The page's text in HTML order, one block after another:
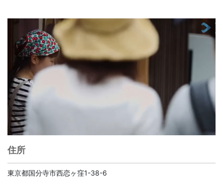
住所
東京都国分寺市西恋ヶ窪1-38-6